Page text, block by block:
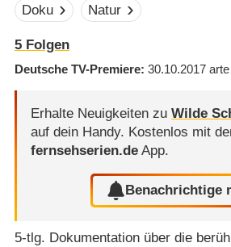
Doku Natur
5Folgen
Deutsche TV-Premiere 30.10.2017 arte
Erhalte Neuigkeiten zu Wilde
auf dein Handy. Kostenlos mit
fernsehserien.deApp.
Benachrichtige
5-tlg. Dokumentation über die